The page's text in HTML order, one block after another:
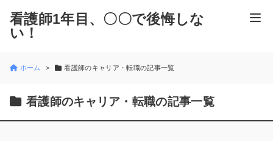
看護師1年目、〇〇で後悔しな
い！
ホーム 看護師のキャリア・転職の記事一覧
看護師のキャリア・転職の記事一覧